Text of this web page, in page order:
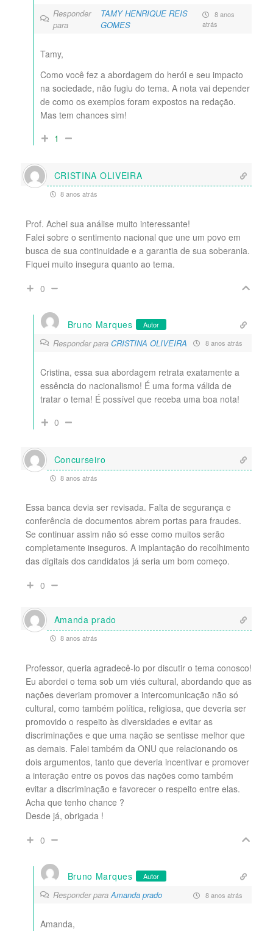
Responder
para
TAMY HENRIQUE REIS
GOMES
8 anos
atrás
Tamy,
Como você fez a abordagem do herói e seu impacto
na sociedade, não fugiu do tema. A nota vai depender
de como os exemplos foram expostos na redação.
Mas tem chances sim!
1
CRISTINA OLIVEIRA
8 anos atrás
Prof. Achei sua análise muito interessante!
Falei sobre o sentimento nacional que une um povo em
busca de sua continuidade e a garantia de sua soberania.
Fiquei muito insegura quanto ao tema.
0
Bruno Marques Autor
Responder para CRISTINA OLIVEIRA 8 anos atrás
Cristina, essa sua abordagem retrata exatamente a
essência do nacionalismo! É uma forma válida de
tratar o tema! É possível que receba uma boa nota!
0
Concurseiro
8 anos atrás
Essa banca devia ser revisada. Falta de segurança e
conferência de documentos abrem portas para fraudes.
Se continuar assim não só esse como muitos serão
completamente inseguros. A implantação do recolhimento
das digitais dos candidatos já seria um bom começo.
0
Amanda prado
8 anos atrás
Professor, queria agradecê-lo por discutir o tema conosco!
Eu abordei o tema sob um viés cultural, abordando que as
nações deveriam promover a intercomunicação não só
cultural, como também política, religiosa, que deveria ser
promovido o respeito às diversidades e evitar as
discriminações e que uma nação se sentisse melhor que
as demais. Falei também da ONU que relacionando os
dois argumentos, tanto que deveria incentivar e promover
a interação entre os povos das nações como também
evitar a discriminação e favorecer o respeito entre elas.
Acha que tenho chance ?
Desde já, obrigada !
0
Bruno Marques Autor
Responder paraAmanda prado 8 anos atrás
Amanda,